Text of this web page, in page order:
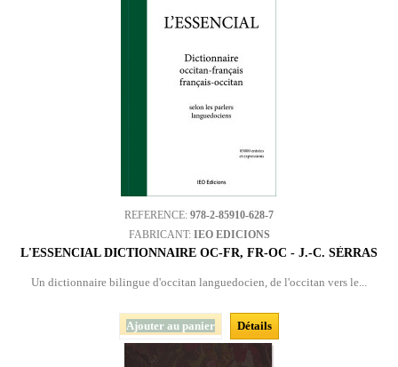
REFERENCE: 978-2-85910-628-7
FABRICANT: IEO EDICIONS
L'ESSENCIAL DICTIONNAIRE OC-FR, FR-OC - J.-C. SÈRRAS
Un dictionnaire bilingue d'occitan languedocien, de l'occitan vers le...
Ajouter au panier Détails